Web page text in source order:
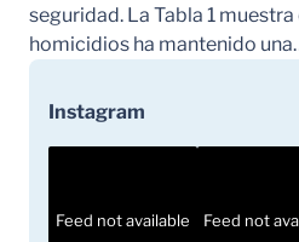
seguridad. La Tabla 1
homicidios ha mantenido
Instagram
Feed not available Feed not